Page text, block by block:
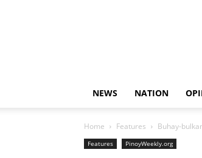
NEWS NATION
Home Features Buhay-
Features PinoyWeekly.org